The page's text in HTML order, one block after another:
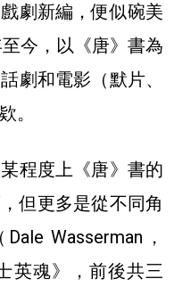
劇新編，便似碗美
今，以《唐》書為
劇和電影（默片、
。
程度上《唐》書的
但更多是從不同角
Wasserman，
英魂》，前後共三